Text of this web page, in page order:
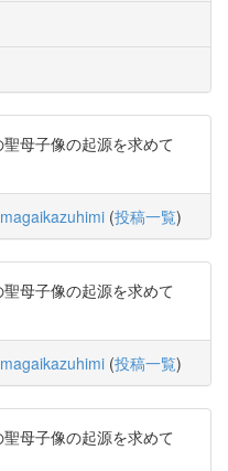
母子像の起源を求めて
(投稿一覧)
母子像の起源を求めて
(投稿一覧)
母子像の起源を求めて